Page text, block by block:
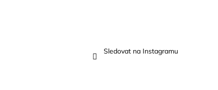
Sledovat na Instagramu